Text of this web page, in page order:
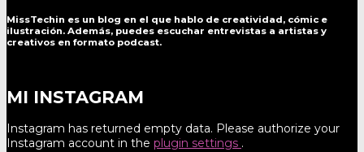
MissTechin es un blog en el que hablo de creatividad, cómic e
ilustración. Además, puedes escuchar entrevistas a artistas y
creativos en formato podcast.
MI INSTAGRAM
Instagram has returned empty data. Please authorize your
Instagram account in the plugin settings .